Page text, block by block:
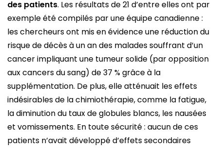
des patients. Les résultats de 21 d’entre elles ont par
exemple été compilés par une équipe canadienne :
les chercheurs ont mis en évidence une réduction du
risque de décès à un an des malades souffrant d’un
cancer impliquant une tumeur solide (par opposition
aux cancers du sang) de 37 % grâce à la
supplémentation. De plus, elle atténuait les effets
indésirables de la chimiothérapie, comme la fatigue,
la diminution du taux de globules blancs, les nausées
et vomissements. En toute sécurité : aucun de ces
patients n’avait développé d’effets secondaires